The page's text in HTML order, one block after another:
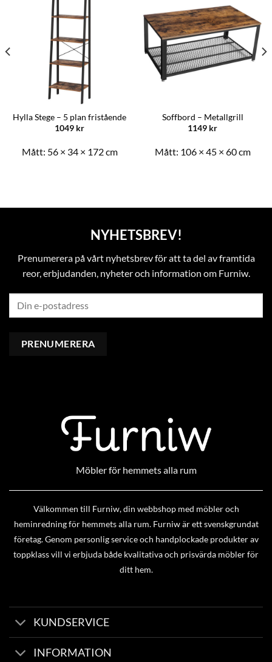
Hylla Stege – 5 plan fristående
1049 kr
Mått: 56 × 34 × 172 cm
Soffbord – Metallgrill
1149 kr
Mått: 106 × 45 × 60 cm
NYHETSBREV!
Prenumerera på vårt nyhetsbrev för att ta del av framtida
reor, erbjudanden, nyheter och information om Furniw.
Möbler för hemmets alla rum
Välkommen till Furniw, din webbshop med möbler och
heminredning för hemmets alla rum. Furniw är ett svenskgrundat
företag. Genom personlig service och handplockade produkter av
toppklass vill vi erbjuda både kvalitativa och prisvärda möbler för
ditt hem.
KUNDSERVICE
INFORMATION